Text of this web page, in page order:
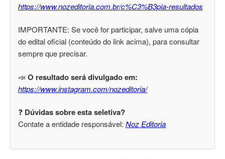
https://www.nozeditoria.com.br/c%C3%B3pia-resultados
IMPORTANTE: Se você for participar, salve uma cópia
do edital oficial (conteúdo do link acima), para consultar
sempre que precisar.
📣 O resultado será divulgado em:
https://www.instagram.com/nozeditoria/
❓ Dúvidas sobre esta seletiva?
Contate a entidade responsável: Noz Editoria